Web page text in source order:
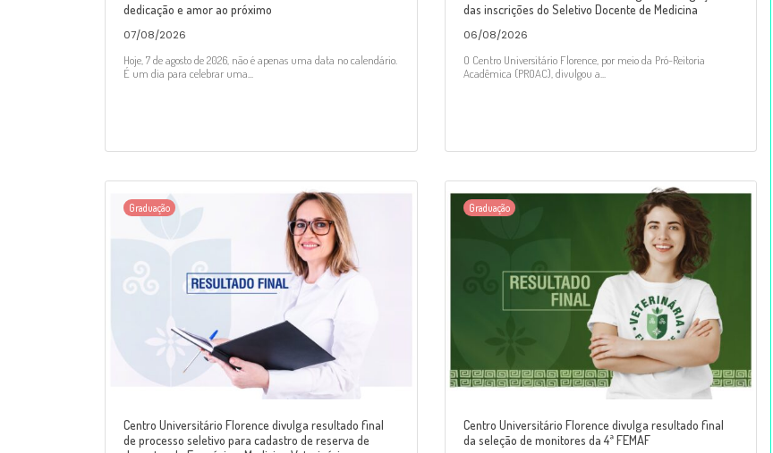
dedicação e amor ao próximo
07/08/2026
Hoje, 7 de agosto de 2026, não é apenas uma data no calendário.
É um dia para celebrar uma...
das inscrições do Seletivo Docente de Medicina
06/08/2026
O Centro Universitário Florence, por meio da Pró-Reitoria
Acadêmica (PROAC), divulgou a...
Graduação
Centro Universitário Florence divulga resultado final
de processo seletivo para cadastro de reserva de
Graduação
Centro Universitário Florence divulga resultado final
da seleção de monitores da 4ª FEMAF